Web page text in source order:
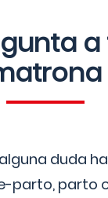
a
duda
parto, parto